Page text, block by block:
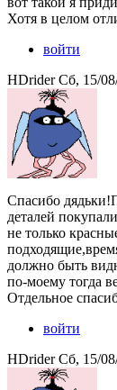
Хотя в целом
войти
HDrider Сб, 15/
Спасибо
деталей
не только
должно быть
по-моему тогда
Отдельное
войти
HDrider Сб, 15/